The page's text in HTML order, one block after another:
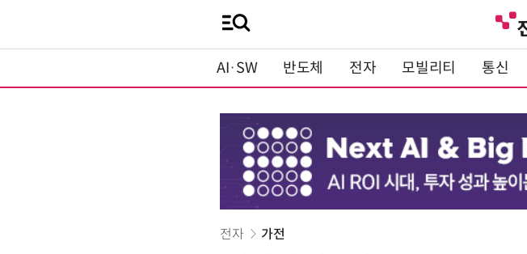
AI·SW 반도체 전자 모빌리티 통신
전자 가전